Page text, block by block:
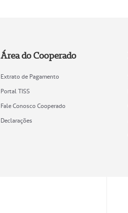
Área do Cooperado
Extrato de Pagamento
Portal TISS
Fale Conosco Cooperado
Declarações